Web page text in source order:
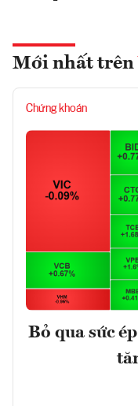
Mới nhất trên
Chứng khoán
Bỏ qua sức